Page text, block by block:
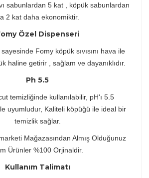
sabunlardan 5 kat , köpük sabunlardan
2 kat daha ekonomiktir.
Özel Dispenseri
Fomy köpük sıvısını hava ile
haline getirir , sağlam ve dayanıklıdır.
Ph 5.5
temizliğinde kullanılabilir, pH'ı 5.5
uyumludur, Kaliteli köpüğü ile ideal bir
temizlik sağlar.
Mağazasından Almış Olduğunuz
Ürünler %100 Orjinaldir.
Kullanım Talimatı